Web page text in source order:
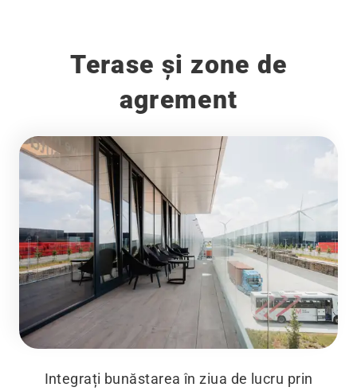
Terase și zone de
agrement
Integrați bunăstarea în ziua de lucru prin